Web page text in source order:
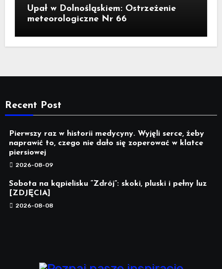
Upał w Dolnośląskiem: Ostrzeżenie
meteorologiczne Nr 66
Recent Post
Pierwszy raz w historii medycyny. Wyjęli serce, żeby
naprawić to, czego nie dało się zoperować w klatce
piersiowej
2026-08-09
Sobota na kąpielisku “Zdrój”: skoki, pluski i pełny luz
[ZDJĘCIA]
2026-08-08